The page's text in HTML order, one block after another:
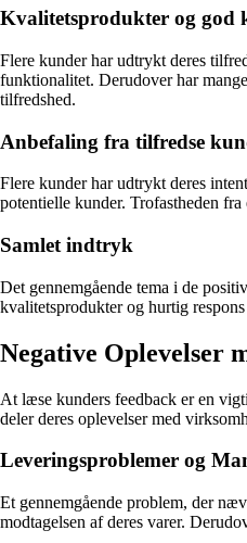
Kvalitetsprodukter og god
Flere kunder har udtrykt deres
funktionalitet. Derudover har
tilfredshed.
Anbefaling fra tilfredse
Flere kunder har udtrykt deres
potentielle kunder. Trofastheden
Samlet indtryk
Det gennemgående tema i de
kvalitetsprodukter og hurtig
Negative Oplevelser
At læse kunders feedback er en
deler deres oplevelser med
Leveringsproblemer og
Et gennemgående problem, der
modtagelsen af deres varer.